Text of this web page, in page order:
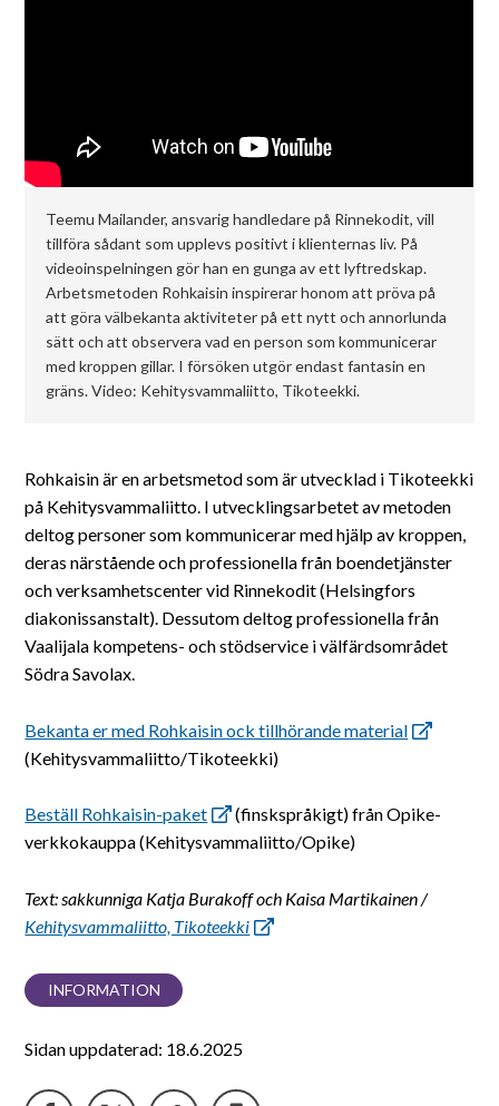
Teemu Mailander, ansvarig handledare på Rinnekodit, vill
tillföra sådant som upplevs positivt i klienternas liv. På
videoinspelningen gör han en gunga av ett lyftredskap.
Arbetsmetoden Rohkaisin inspirerar honom att pröva på
att göra välbekanta aktiviteter på ett nytt och annorlunda
sätt och att observera vad en person som kommunicerar
med kroppen gillar. I försöken utgör endast fantasin en
gräns. Video: Kehitysvammaliitto, Tikoteekki.
Rohkaisin är en arbetsmetod som är utvecklad i Tikoteekki
på Kehitysvammaliitto. I utvecklingsarbetet av metoden
deltog personer som kommunicerar med hjälp av kroppen,
deras närstående och professionella från boendetjänster
och verksamhetscenter vid Rinnekodit (Helsingfors
diakonissanstalt). Dessutom deltog professionella från
Vaalijala kompetens- och stödservice i välfärdsområdet
Södra Savolax.
Bekanta er med Rohkaisin ock tillhörande material
(Kehitysvammaliitto/Tikoteekki)
Beställ Rohkaisin-paket
(finskspråkigt) från Opike-
verkkokauppa (Kehitysvammaliitto/Opike)
Text: sakkunniga Katja Burakoff och Kaisa Martikainen /
Kehitysvammaliitto, Tikoteekki
INFORMATION
Sidan uppdaterad: 18.6.2025